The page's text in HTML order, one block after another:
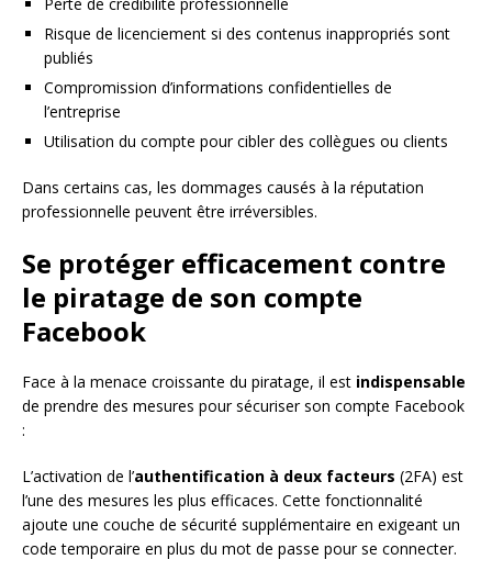
Risque de licenciement si des contenus inappropriés sont
publiés
Compromission d’informations confidentielles de
l’entreprise
Utilisation du compte pour cibler des collègues ou clients
Dans certains cas, les dommages causés à la réputation
professionnelle peuvent être irréversibles.
Se protéger efficacement contre
le piratage de son compte
Facebook
Face à la menace croissante du piratage, il est indispensable
de prendre des mesures pour sécuriser son compte Facebook
:
L’activation de l’authentification à deux facteurs (2FA) est
l’une des mesures les plus efficaces. Cette fonctionnalité
ajoute une couche de sécurité supplémentaire en exigeant un
code temporaire en plus du mot de passe pour se connecter.